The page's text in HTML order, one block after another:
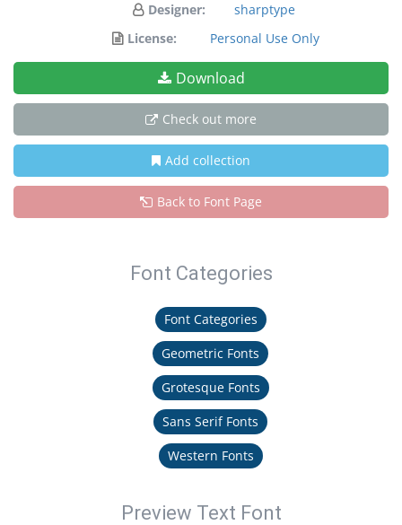
Designer:
sharptype
License:
Personal Use Only
Download
Check out more
Add collection
Back to Font Page
Font Categories
Font Categories
Geometric Fonts
Grotesque Fonts
Sans Serif Fonts
Western Fonts
Preview Text Font